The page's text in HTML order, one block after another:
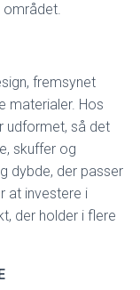
området.
fremsynet
materialer. Hos
udformet, så det
skuffer og
dybde, der passer
at investere i
der holder i flere